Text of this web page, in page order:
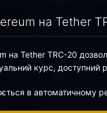
на Tether
на Tether TRC-20
курс,
в автоматичному